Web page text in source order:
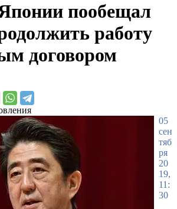
пообещал
работу
договором
05
сен
тяб
ря
20
19,
11:
30